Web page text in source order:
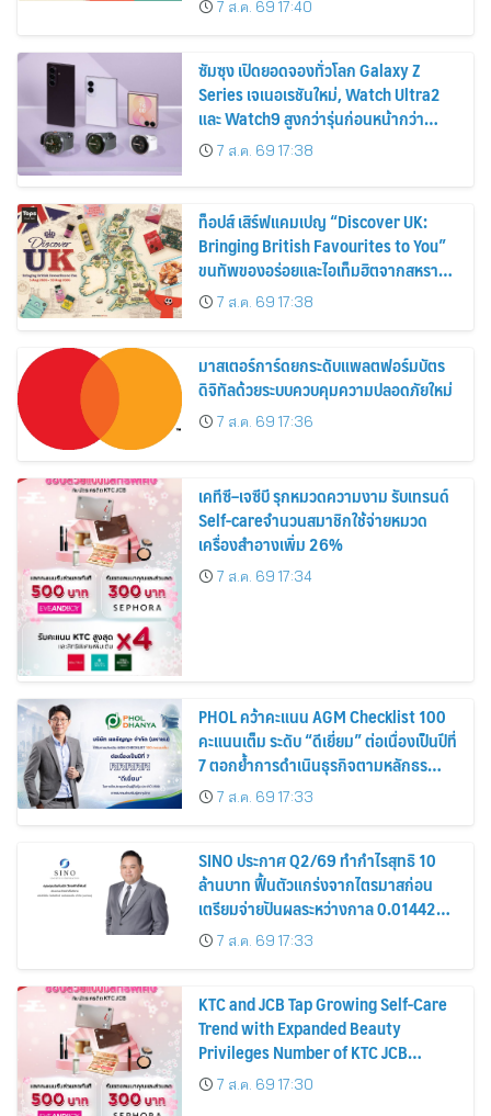
2569
7 ส.ค. 69 17:40
ซัมซุง เปิดยอดจองทั่วโลก Galaxy Z
Series เจเนอเรชันใหม่, Watch Ultra2
และ Watch9 สูงกว่ารุ่นก่อนหน้ากว่า
30%7 ส.ค. 69 17:38
ท็อปส์ เสิร์ฟแคมเปญ “Discover UK:
Bringing British Favourites to You”
ขนทัพของอร่อยและไอเท็มฮิตจากสหราช
อาณาจักร ส่งตรงถึงมือตั้งแต่วันนี้ – 18
สิงหาคมนี้
7 ส.ค. 69 17:38
มาสเตอร์การ์ดยกระดับแพลตฟอร์มบัตร
ดิจิทัลด้วยระบบควบคุมความปลอดภัยใหม่
7 ส.ค. 69 17:36
เคทีซี–เจซีบี รุกหมวดความงาม รับเทรนด์
Self-careจำนวนสมาชิกใช้จ่ายหมวด
เครื่องสำอางเพิ่ม 26%
7 ส.ค. 69 17:34
PHOL คว้าคะแนน AGM Checklist 100
คะแนนเต็ม ระดับ “ดีเยี่ยม” ต่อเนื่องเป็นปีที่
7 ตอกย้ำการดำเนินธุรกิจตามหลักธร
รมาภิบาล โปร่งใส สร้างความเชื่อมั่นผู้ถือ
หุ้น
7 ส.ค. 69 17:33
SINO ประกาศ Q2/69 ทำกำไรสุทธิ 10
ล้านบาท ฟื้นตัวแกร่งจากไตรมาสก่อน
เตรียมจ่ายปันผลระหว่างกาล 0.014423
บาทต่อหุ้น ครึ่งปีหลังมุ่งเติบโตต่อเนื่อง
7 ส.ค. 69 17:33
KTC and JCB Tap Growing Self-Care
Trend with Expanded Beauty
Privileges Number of KTC JCB
Cardmembers Spending on
Cosmetics Rises 26%
7 ส.ค. 69 17:30